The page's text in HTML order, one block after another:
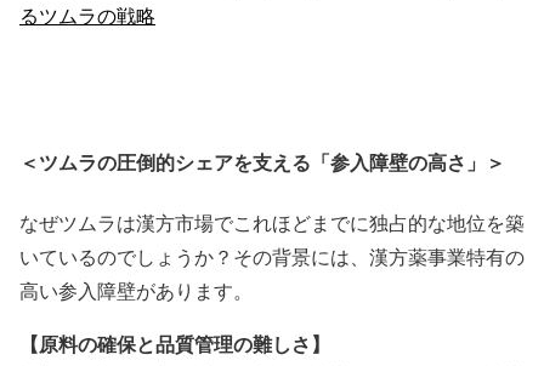
るツムラの戦略
＜ツムラの圧倒的シェアを支える「参入障壁の高さ」＞
なぜツムラは漢方市場でこれほどまでに独占的な地位を築
いているのでしょうか？その背景には、漢方薬事業特有の
高い参入障壁があります。
【原料の確保と品質管理の難しさ】